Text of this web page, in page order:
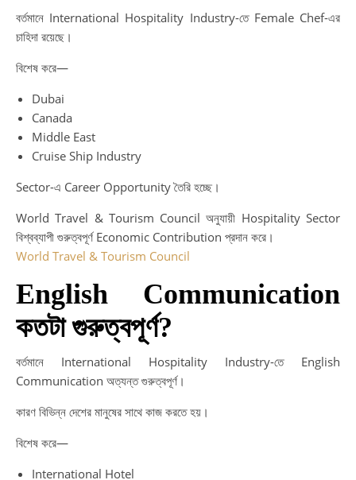
বর্তমানে International Hospitality Industry-তে Female Chef-এর
চাহিদা রয়েছে।
বিশেষ করে—
Dubai
Canada
Middle East
Cruise Ship Industry
Sector-এ Career Opportunity তৈরি হচ্ছে।
World Travel & Tourism Council অনুযায়ী Hospitality Sector
বিশ্বব্যাপী গুরুত্বপূর্ণ Economic Contribution প্রদান করে।
World Travel & Tourism Council
English Communication
কতটা গুরুত্বপূর্ণ?
বর্তমানে International Hospitality Industry-তে English
Communication অত্যন্ত গুরুত্বপূর্ণ।
কারণ বিভিন্ন দেশের মানুষের সাথে কাজ করতে হয়।
বিশেষ করে—
International Hotel